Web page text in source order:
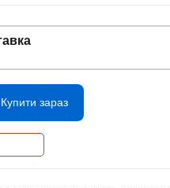
Купити зараз